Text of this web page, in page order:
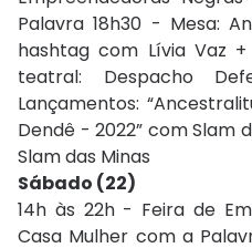
Palavra 18h30 - Mesa:
hashtag com Lívia Vaz
teatral: Despacho
Lançamentos:
Dendê - 2022” com Slam
Slam das Minas
Sábado (22)
14h às 22h - Feira de
Casa Mulher com a